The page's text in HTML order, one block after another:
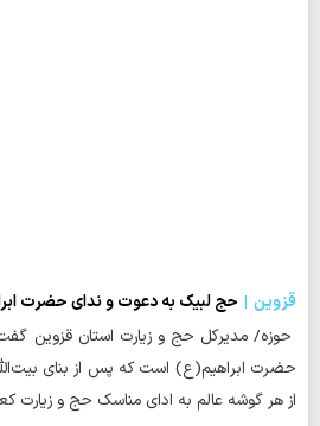
قزوین
حج لبیک به دعوت و ندای حضرت
حوزه/ مدیرکل حج و زیارت استان قزوین
حضرت ابراهیم(ع) است که پس از بنای بیت‌الله
از هر گوشه عالم به ادای مناسک حج و زیارت